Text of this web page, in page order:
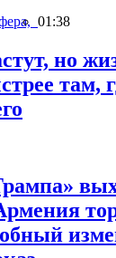
01:38
но
там,